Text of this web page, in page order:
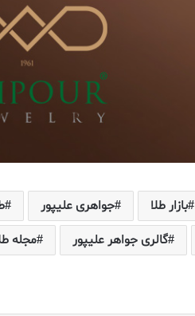
بازار طلا جواهری علیپور
گالری جواهر علیپور
مجله